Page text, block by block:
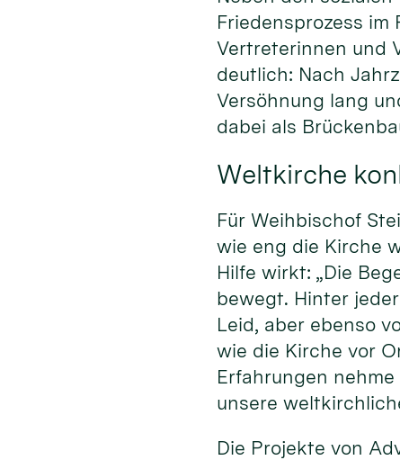
Friedensprozess im
Vertreterinnen und
deutlich: Nach
Versöhnung lang
dabei als
Weltkirche
Für Weihbischof
wie eng die Kirche
Hilfe wirkt: „Die
bewegt. Hinter
Leid, aber ebenso
wie die Kirche vor
Erfahrungen
unsere
Die Projekte von